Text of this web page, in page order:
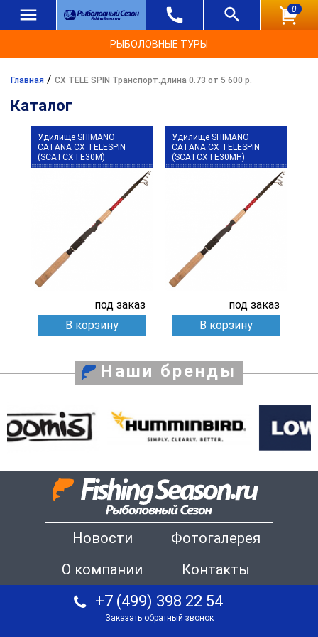
0
РЫБОЛОВНЫЕ ТУРЫ
Главная / CX TELE SPIN Транспорт.длина 0.73 от 5 600 р.
Каталог
Удилище SHIMANO
CATANA CX TELESPIN
(SCATCXTE30M)
под заказ
В корзину
Удилище SHIMANO
CATANA CX TELESPIN
(SCATCXTE30MH)
под заказ
В корзину
Наши бренды
Новости
Фотогалерея
О компании
Контакты
+7 (499) 398 22 54
Заказать обратный звонок